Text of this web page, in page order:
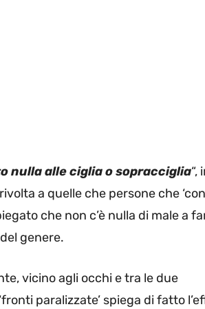
nulla alle ciglia o sopracciglia“,
a quelle che persone che
che non c’è nulla di male a
genere.
vicino agli occhi e tra le due
paralizzate’ spiega di fatto